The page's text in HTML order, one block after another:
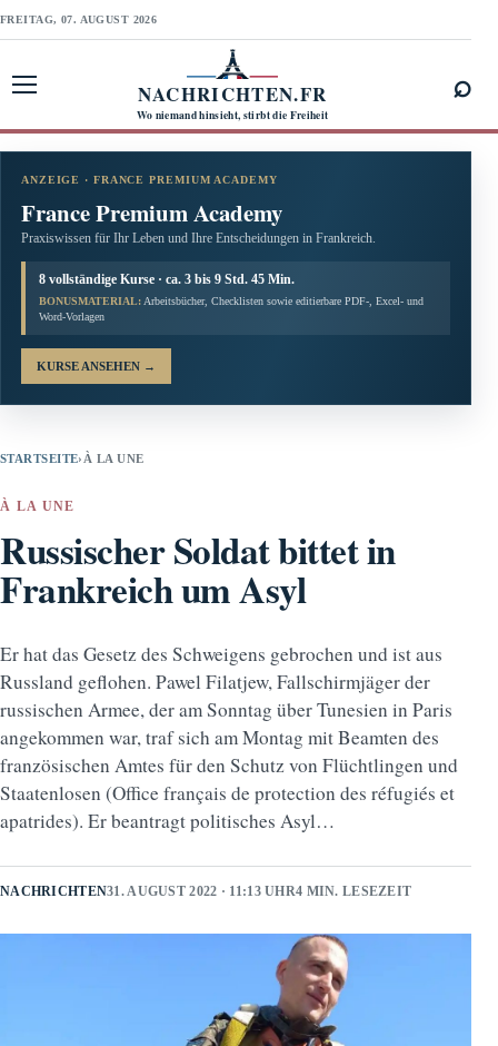
FREITAG, 07. AUGUST 2026
NACHRICHTEN.FR
Wo niemand hinsieht, stirbt die Freiheit
⌕
ANZEIGE · FRANCE PREMIUM ACADEMY
France Premium Academy
Praxiswissen für Ihr Leben und Ihre Entscheidungen in Frankreich.
8 vollständige Kurse · ca. 3 bis 9 Std. 45 Min.
BONUSMATERIAL: Arbeitsbücher, Checklisten sowie editierbare PDF-, Excel- und
Word-Vorlagen
KURSE ANSEHEN →
STARTSEITE› À LA UNE
À LA UNE
Russischer Soldat bittet in
Frankreich um Asyl
Er hat das Gesetz des Schweigens gebrochen und ist aus
Russland geflohen. Pawel Filatjew, Fallschirmjäger der
russischen Armee, der am Sonntag über Tunesien in Paris
angekommen war, traf sich am Montag mit Beamten des
französischen Amtes für den Schutz von Flüchtlingen und
Staatenlosen (Office français de protection des réfugiés et
apatrides). Er beantragt politisches Asyl…
NACHRICHTEN31. AUGUST 2022 · 11:13 UHR4 MIN. LESEZEIT